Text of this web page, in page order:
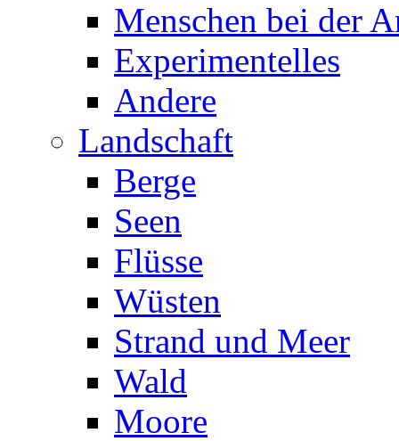
Menschen bei der
Experimentelles
Andere
Landschaft
Berge
Seen
Flüsse
Wüsten
Strand und Meer
Wald
Moore